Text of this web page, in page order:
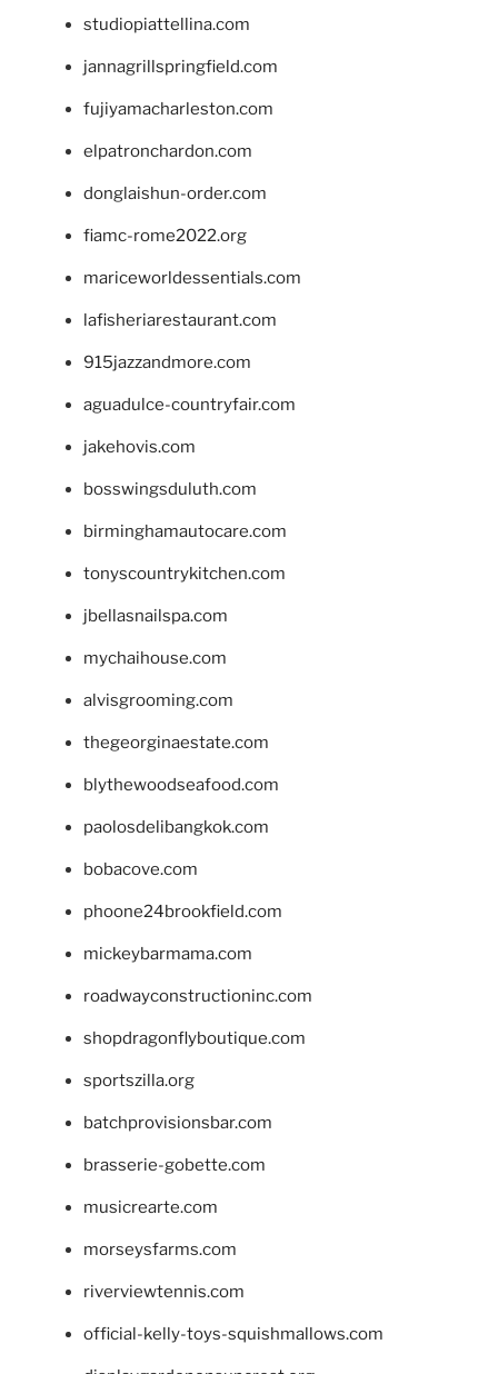
studiopiattellina.com
jannagrillspringfield.com
fujiyamacharleston.com
elpatronchardon.com
donglaishun-order.com
fiamc-rome2022.org
mariceworldessentials.com
lafisheriarestaurant.com
915jazzandmore.com
aguadulce-countryfair.com
jakehovis.com
bosswingsduluth.com
birminghamautocare.com
tonyscountrykitchen.com
jbellasnailspa.com
mychaihouse.com
alvisgrooming.com
thegeorginaestate.com
blythewoodseafood.com
paolosdelibangkok.com
bobacove.com
phoone24brookfield.com
mickeybarmama.com
roadwayconstructioninc.com
shopdragonflyboutique.com
sportszilla.org
batchprovisionsbar.com
brasserie-gobette.com
musicrearte.com
morseysfarms.com
riverviewtennis.com
official-kelly-toys-squishmallows.com